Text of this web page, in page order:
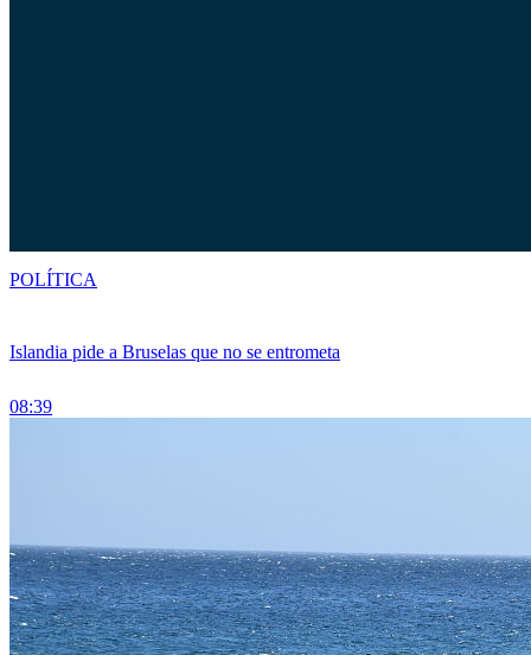
Islandia pide a Bruselas que no se entrometa
08:39
POLÍTICA